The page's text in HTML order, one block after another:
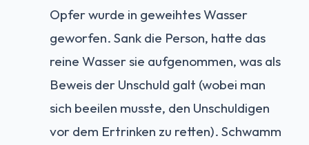
Opfer wurde in geweihtes Wasser
geworfen. Sank die Person, hatte das
reine Wasser sie aufgenommen, was als
Beweis der Unschuld galt (wobei man
sich beeilen musste, den Unschuldigen
vor dem Ertrinken zu retten). Schwamm